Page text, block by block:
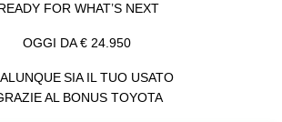
FOR WHAT’S NEXT
OGGI DA € 24.950
SIA IL TUO USATO
AL BONUS TOYOTA